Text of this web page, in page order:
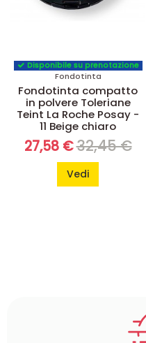
Disponibile su prenotazione
Fondotinta
Fondotinta compatto
in polvere Toleriane
Teint La Roche Posay -
11 Beige chiaro
27,58 €32,45 €
Vedi